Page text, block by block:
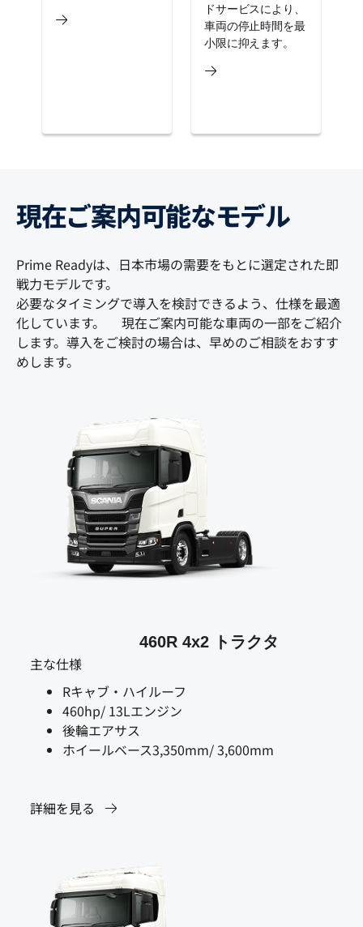
ドサービスにより、
車両の停止時間を最
小限に抑えます。
現在ご案内可能なモデル
Prime Readyは、日本市場の需要をもとに選定された即
戦力モデルです。
必要なタイミングで導入を検討できるよう、仕様を最適
化しています。 現在ご案内可能な車両の一部をご紹介
します。導入をご検討の場合は、早めのご相談をおすす
めします。
460R 4x2 トラクタ
主な仕様
Rキャブ・ハイルーフ
460hp/ 13Lエンジン
後輪エアサス
ホイールベース3,350mm/ 3,600mm
詳細を見る